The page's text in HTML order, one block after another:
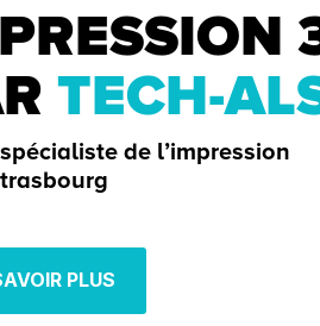
TECH-
de l’impression
PLUS